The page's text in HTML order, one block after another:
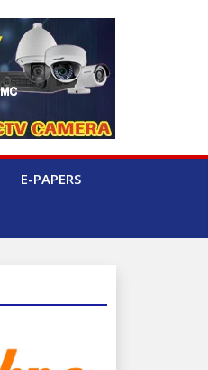
E-PAPERS